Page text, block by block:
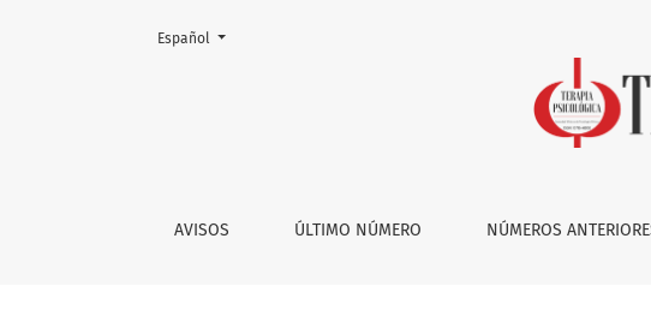
Costos de publicación
AVISOS ÚLTIMO NÚMERO NÚMEROS
Cambiar el idioma. El actual es:
Español